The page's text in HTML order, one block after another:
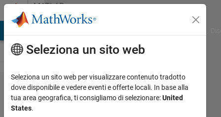
Vai al contenutoMATLAB
Answers
Can I use
"To File"
Seleziona un sito web
Seleziona un sito web per visualizzare contenuto tradotto
dove disponibile e vedere eventi e offerte locali. In base alla
tua area geografica, ti consigliamo di selezionare:United
States.